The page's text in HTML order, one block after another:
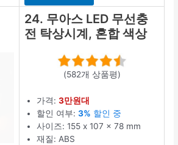
24. 무아스 LED 무선충
전 탁상시계, 혼합 색상
(582개 상품평)
가격:3만원대
할인 여부:3% 할인 중
사이즈: 155 x 107 x 78 mm
재질: ABS